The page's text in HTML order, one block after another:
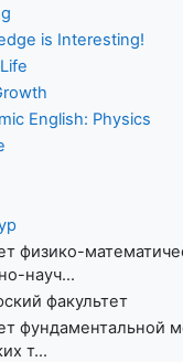
is Interesting!
English: Physics
физико-
науч...
факультет
фундаментальной
т...